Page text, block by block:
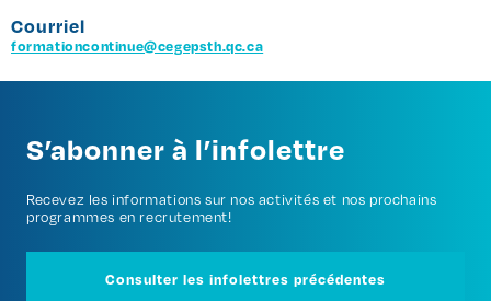
Courriel
formationcontinue@cegepsth.qc.ca
S’abonner à l’infolettre
Recevez les informations sur nos activités et nos prochains
programmes en recrutement!
Consulter les infolettres précédentes